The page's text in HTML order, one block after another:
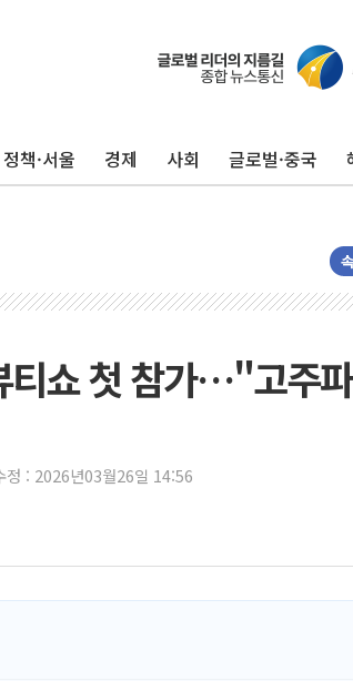
정책·서울 경제 사회 글로벌·중국
쇼 첫 참가…"고주
정 : 2026년03월26일 14:56